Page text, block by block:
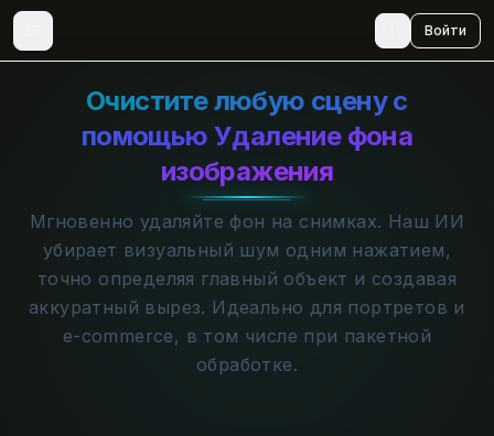
Войти
Очистите любую сцену с
помощью Удаление фона
изображения
Мгновенно удаляйте фон на снимках. Наш ИИ
убирает визуальный шум одним нажатием,
точно определяя главный объект и создавая
аккуратный вырез. Идеально для портретов и
e-commerce, в том числе при пакетной
обработке.